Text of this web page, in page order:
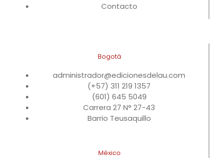
Contacto
Bogotá
administrador@edicionesdelau.com
(+57) 311 219 1357
(601) 645 5049
Carrera 27 N° 27-43
Barrio Teusaquillo
México